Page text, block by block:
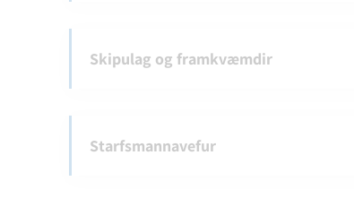
Skipulag og framkvæmdir
Starfsmannavefur